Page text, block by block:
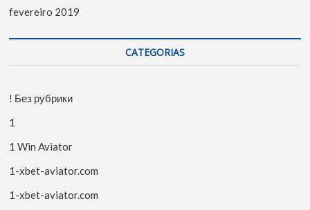
fevereiro 2019
CATEGORIAS
! Без рубрики
1
1 Win Aviator
1-xbet-aviator.com
1-xbet-aviator.com